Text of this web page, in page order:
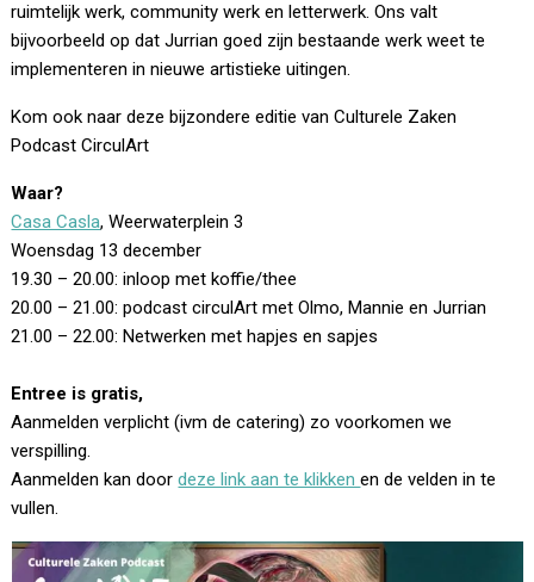
ruimtelijk werk, community werk en letterwerk. Ons valt
bijvoorbeeld op dat Jurrian goed zijn bestaande werk weet te
implementeren in nieuwe artistieke uitingen.
Kom ook naar deze bijzondere editie van Culturele Zaken
Podcast CirculArt
Waar?
Casa Casla, Weerwaterplein 3
Woensdag 13 december
19.30 – 20.00: inloop met koffie/thee
20.00 – 21.00: podcast circulArt met Olmo, Mannie en Jurrian
21.00 – 22.00: Netwerken met hapjes en sapjes
Entree is gratis,
Aanmelden verplicht (ivm de catering) zo voorkomen we
verspilling.
Aanmelden kan doordeze link aan te klikkenen de velden in te
vullen.